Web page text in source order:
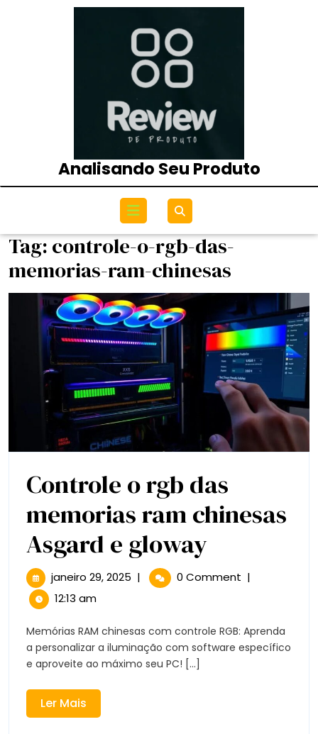
Analisando Seu Produto
Open
Menu
Tag: controle-o-rgb-das-
memorias-ram-chinesas
Controle o rgb das
memorias ram chinesas
Asgard e glowayControle
o
das
memorias
janeiro 29, 2025 janeiro
| 0 Comment |
12:13 am
Memórias RAM chinesas com controle RGB: Aprenda
a personalizar a iluminação com software específico
e aproveite ao máximo seu PC! [...]
Ler Mais
Mais